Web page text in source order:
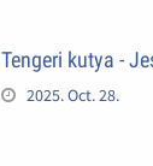
Tengeri kutya -
2025. Oct. 28.